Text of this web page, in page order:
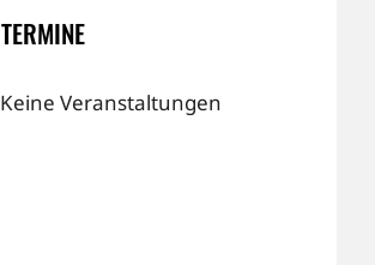
TERMINE
Keine Veranstaltungen